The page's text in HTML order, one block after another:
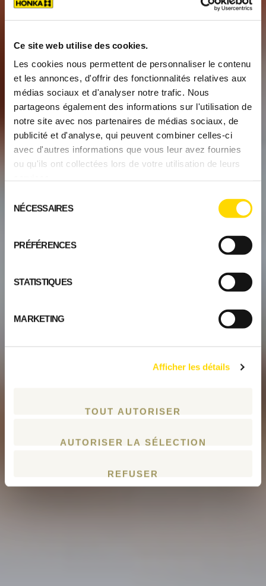
Ce site web utilise des cookies.
Les cookies nous permettent de personnaliser le contenu
et les annonces, d'offrir des fonctionnalités relatives aux
médias sociaux et d'analyser notre trafic. Nous
partageons également des informations sur l'utilisation de
notre site avec nos partenaires de médias sociaux, de
publicité et d'analyse, qui peuvent combiner celles-ci
avec d'autres informations que vous leur avez fournies
ou qu'ils ont collectées lors de votre utilisation de leurs
NÉCESSAIRES
PRÉFÉRENCES
STATISTIQUES
MARKETING
Afficher les détails
TOUT AUTORISER
AUTORISER LA SÉLECTION
REFUSER